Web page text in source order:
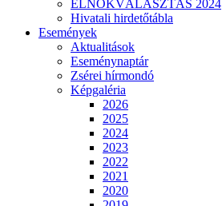
ELNÖKVÁLASZTÁS 2024
Hivatali hirdetőtábla
Események
Aktualitások
Eseménynaptár
Zsérei hírmondó
Képgaléria
2026
2025
2024
2023
2022
2021
2020